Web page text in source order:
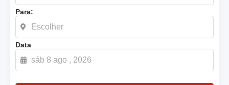
Para:
Data